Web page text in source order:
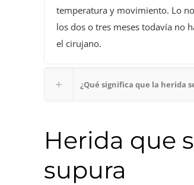
temperatura y movimiento. Lo
los dos o tres meses todavía no
el cirujano.
¿Qué significa que la herida
Herida que
supura